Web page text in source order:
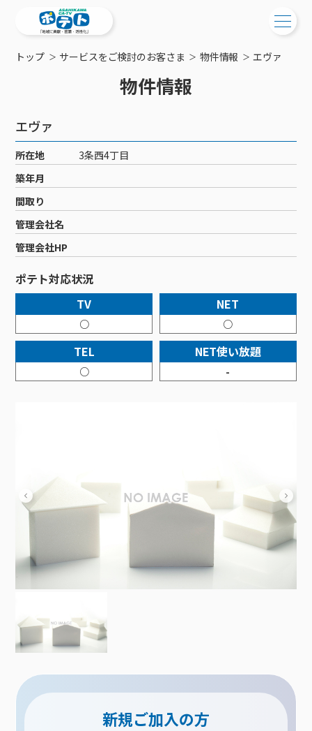
サービス提供エリア
工事・配線について
新居をご検討中の方へ
ポテトを導入している集合住宅
物件情報
特典・キャンペーン
おトクな割引サービス
ご加入中の方
ご加入中のサービス確認・変更
WEBメール
サポートサービス
サポートサービストップ
リモートコール
回線速度測定
接続・設定⽅法
訪問サポート＆サポートパックサービス料⾦表
新着情報
メンテナンス・障害情報
ポテトからのプレゼント
イベントカレンダー
講座のご案内
サービス案内
サービス案内
ケーブルテレビ
ケーブルテレビトップ
チャンネル紹介
料⾦プラン
NHK衛星受信料団体⼀括⽀払
機器⼀覧
インターネット
インターネットトップ
料⾦プラン
Wi-Fiサービス
ポテトホーム防犯カメラ
オプションサービス
インターネットギガシェアプラン
固定電話
固定電話トップ
基本料⾦・通話料⾦
オプションサービス
auスマートバリュー
auまとめトーク
ポテトスマートフォン
ポテトスマートフォントップ
料⾦プラン
機種⼀覧
オプションサービス
でんきトップ
ポラリンでんき×ポテト
ポテトでんき
暮らしを快適にするサービス
暮らしを快適にするサービストップ
ポテトライフメール
コミチャン
お困りの方はこちら
会社案内
メンテナンス
障害情報
トップ サービスをご検討のお客さま 物件情報 エヴァ
物件情報
エヴァ
所在地
3条西4丁目
築年月
間取り
管理会社名
管理会社HP
ポテト対応状況
TV
○
NET
○
TEL
○
NET使い放題
-
新規ご加入の方